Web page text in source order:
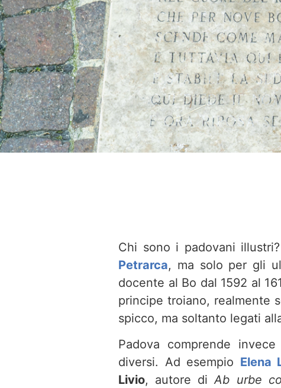
Chi sono i padovani
Petrarca, ma solo per gli
docente al Bo dal 1592 al
principe troiano, realmente
spicco, ma soltanto legati
Padova comprende
diversi. Ad esempio Elena
Livio, autore di Ab urbe